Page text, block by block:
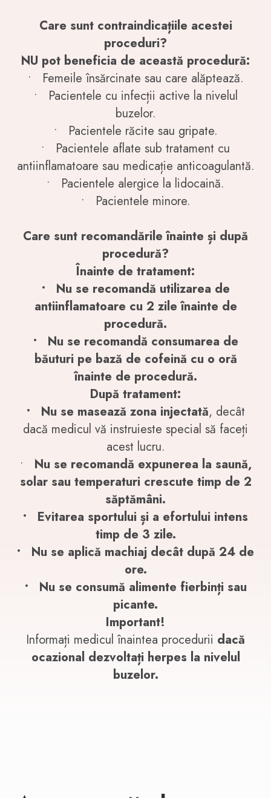
Care sunt contraindicațiile acestei
proceduri?
NU pot beneficia de această procedură:
•
Femeile însărcinate sau care alăptează.
•
Pacientele cu infecții active la nivelul
buzelor.
•
Pacientele răcite sau gripate.
•
Pacientele aflate sub tratament cu
antiinflamatoare sau medicație anticoagulantă.
•
Pacientele alergice la lidocaină.
•
Pacientele minore.
Care sunt recomandările înainte și după
procedură?
Înainte de tratament:
• Nu se recomandă utilizarea de
antiinflamatoare cu 2 zile înainte de
procedură.
• Nu se recomandă consumarea de
băuturi pe bază de cofeină cu o oră
înainte de procedură.
După tratament:
• Nu se masează zona injectată, decât
dacă medicul vă instruieste special să faceți
acest lucru.
•
Nu se recomandă expunerea la saună,
solar sau temperaturi crescute timp de 2
săptămâni.
• Evitarea sportului și a efortului intens
timp de 3 zile.
• Nu se aplică machiaj decât după 24 de
ore.
• Nu se consumă alimente fierbinți sau
picante.
Important!
Informați medicul înaintea procedurii dacă
ocazional dezvoltați herpes la nivelul
buzelor.